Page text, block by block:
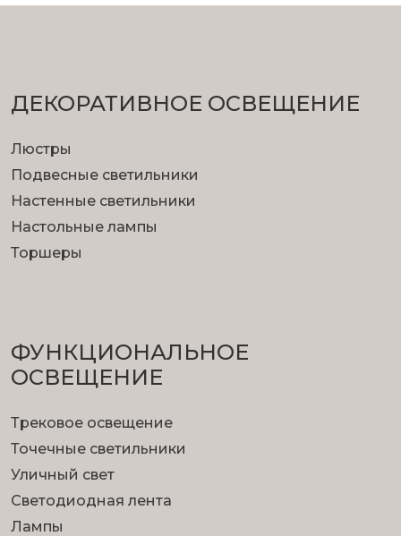
ДЕКОРАТИВНОЕ ОСВЕЩЕНИЕ
Люстры
Подвесные светильники
Настенные светильники
Настольные лампы
Торшеры
ФУНКЦИОНА­ЛЬНОЕ
ОСВЕЩЕНИЕ
Трековое освещение
Точечные светильники
Уличный свет
Светодиодная лента
Лампы